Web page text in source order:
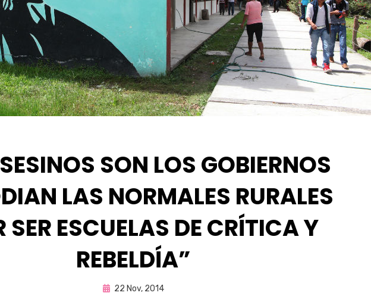
SON LOS GOBIERNOS
LAS NORMALES RURALES
SER ESCUELAS DE CRÍTICA Y
REBELDÍA”
porEnrique
Publicada
22 Nov, 2014